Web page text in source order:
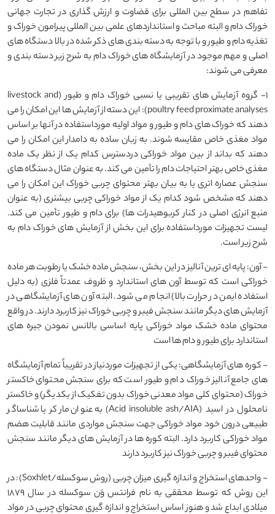
تفاهم در سطح بین المللی برای قضاوت و ارزش گذاری در تجارت جهانی
خوراک دام و البته مباحث و استانداردهای علمی بین المللی پیرامون خوراک و
تغذیه دام و طیور و با توجه به دسته بندی های ذکر شده در بالا دستگاه های
اصلی و مهم موجود در آزمایشگاه های خوراک دام به شرح زیر دسته بندی و
معرفی می شوند:
1- گروه آزمایش های تقریبی یا نسبی خوراک دام و طیور (livestock and
poultry feed proximate analyses): این دسته از آزمایش ها این امکان را می
دهند که خوراک های دام و طیور و مواد اولیه مورداستفاده در آنها بر اساس
مواد مغذی خاص مقایسه شوند. به زبان ساده به دامدار این امکان را می
دهند که بداند از بین مواد خوراکی دردسترس کدام یک از نظر یک ماده
مغذی خاص بهتر احتیاجات دام را تأمین می کند. به عنوان مثال دستگاه های
سنجش عصاره اتری یا به بیان بهتر محتوای چربی خوراک این امکان را می
دهند که مشخص شود کدام یک از مواد خوراکی چربی بیشتری (به عنوان
منبع انرژی اصلی در کنار کربوهیدرات ها) برای دام و طیور تأمین می کند.
لیست تجهیزات مورداستفاده برای این بخش از آزمایش های خوراک دام به
شرح زیر است.
- آون: پایه ای ترین آنالیز در این بخش، سنجش ماده خشک یا رطوبت هر ماده
خوراکی است که توسط آون های استاندارد و ظروف عمدتاً فلزی (به دلیل
استفاده ایمن در حرارت بالا) انجام می شود. البته آون های آزمایشگاهی در
آزمایش های دیگر مانند سنجش فیبر و چربی خوراک نیز کاربرد دارند. در واقع
محتوای ماده خشک مواد خوراکی پایه اساسی بالانس نمودن جیره های
استاندارد برای طیور و دام ها است
- کوره های آزمایشگاهی: یکی از تجهیزات موردنیاز در تقریباً تمام آزمایشگاه
های جامع آنالیز خوراک دام و طیور است که برای سنجش محتوای خاکستر
خوراک (محتوای کلی مواد معدنی خوراک بدون تفکیک از یکدیگر) و خاکستر
نامحلول در اسید (Acid insoluble ash/AIA) به عنوان مارکر یا شناساگر
طبیعی درون خود مواد خوراکی جهت سنجش مواردی مانند قابلیت هضم
مواد خوراکی کاربرد دارد. البته کوره ها در آزمایش های دیگر مانند سنجش
محتوای فیبر و چربی خوراک نیز کاربرد دارند
- واحدهای استخراج و اندازه گیری میزان چربی (روش سوکسله/Soxhlet): در
این روش که توسط محققی به نام فرانتس وَن سوکسله در سال 1879
میلادی ابداع شد و هنوز اساس استخراج و اندازه گیری محتوای چربی در مواد